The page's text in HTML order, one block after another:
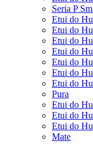
Seria P
Etui do
Etui do
Etui do
Etui do
Etui do
Etui do
Etui do
Pura
Etui do
Etui do
Etui do
Mate